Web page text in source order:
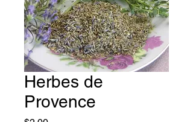
Herbes de
Provence